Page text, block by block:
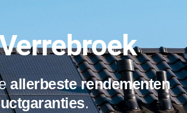
allerbeste rendementen
.